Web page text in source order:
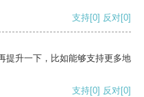
支持[0] 反对[0]
提升一下，比如能够支持更多地
支持[0] 反对[0]